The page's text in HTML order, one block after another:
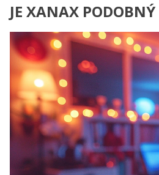
JE XANAX